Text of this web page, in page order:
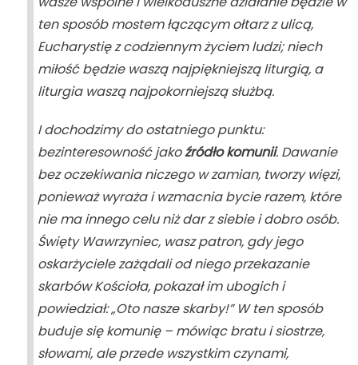
ten sposób mostem łączącym ołtarz z ulicą,
Eucharystię z codziennym życiem ludzi; niech
miłość będzie waszą najpiękniejszą liturgią, a
liturgia waszą najpokorniejszą służbą.
I dochodzimy do ostatniego punktu:
bezinteresowność jakoźródło komunii. Dawanie
bez oczekiwania niczego w zamian, tworzy więzi,
ponieważ wyraża i wzmacnia bycie razem, które
nie ma innego celu niż dar z siebie i dobro osób.
Święty Wawrzyniec, wasz patron, gdy jego
oskarżyciele zażądali od niego przekazanie
skarbów Kościoła, pokazał im ubogich i
powiedział: „Oto nasze skarby!” W ten sposób
buduje się komunię – mówiąc bratu i siostrze,
słowami, ale przede wszystkim czynami,